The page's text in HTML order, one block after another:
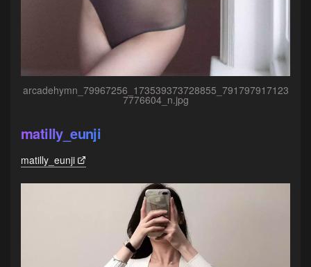
arcadehymn_79967256_173539373728855_791797917123
7776604_n.jpg
matilly_eunji
matilly_eunji